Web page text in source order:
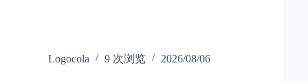
Logocola 9 次浏览 2026/08/06